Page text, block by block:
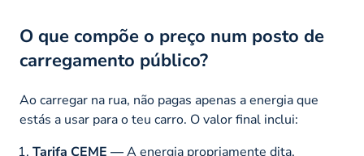
O que compõe o preço num posto de
carregamento público?
Ao carregar na rua, não pagas apenas a energia que
estás a usar para o teu carro. O valor final inclui:
Tarifa CEME —A energia propriamente dita.